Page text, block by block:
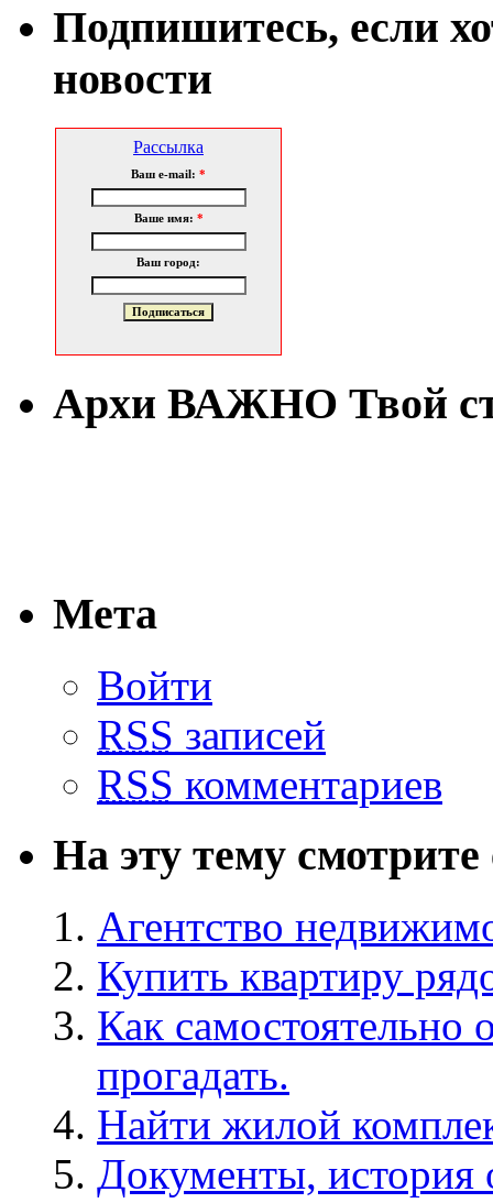
Подпишитесь, если
новости
Рассылка
Ваш e-mail: *
Ваше имя: *
Ваш город:
Архи ВАЖНО Твой
Мета
Войти
RSS записей
RSS комментариев
На эту тему
Агентство
Купить квартиру
Как самостоятельно
прогадать.
Найти жилой
Документы, история